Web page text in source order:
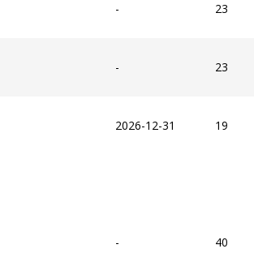
- 23
- 23
2026-12-31 19
- 40